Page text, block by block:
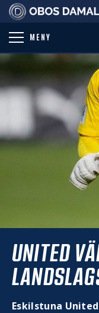
MENY
UNITED
Eskilstuna